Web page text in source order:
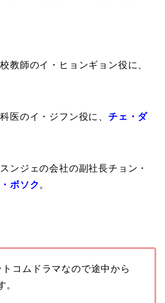
教師のイ・ヒョンギョン役に、
医のイ・ジフン役に、 チェ・ダ
ンジェの会社の副社長チョン・
ボソク 。
コムドラマなので途中から
。